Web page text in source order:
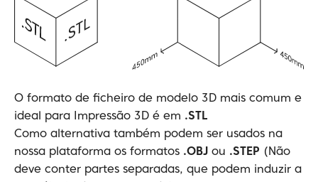
O formato de ficheiro de modelo 3D mais comum e
ideal para Impressão 3D é em .STL
Como alternativa também podem ser usados na
nossa plataforma os formatos .OBJ ou .STEP (Não
deve conter partes separadas, que podem induzir a